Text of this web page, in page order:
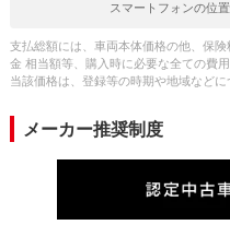
スマートフォンの位
支払総額には、車両本体価格の他、保
金 相当額等、購入時に必要な全ての費用
当該価格は、登録等の時期や地域など
メーカー推奨制度